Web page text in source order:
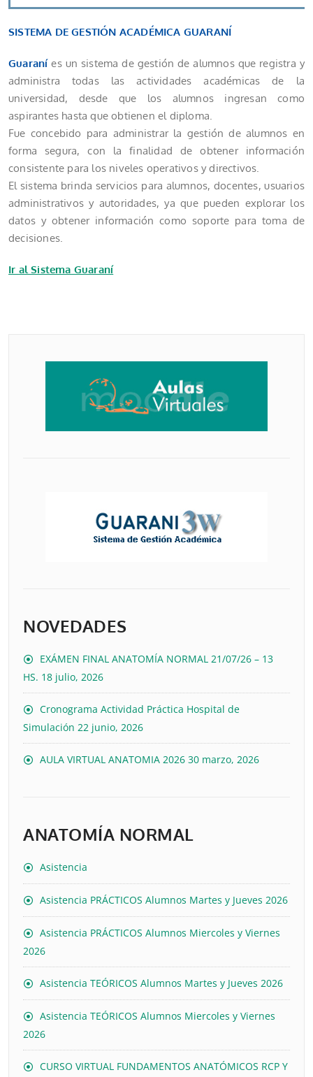
SISTEMA DE GESTIÓN ACADÉMICA GUARANÍ
Guaraníes un sistema de gestión de alumnos que registra y
administra todas las actividades académicas de la
universidad, desde que los alumnos ingresan como
aspirantes hasta que obtienen el diploma.
Fue concebido para administrar la gestión de alumnos en
forma segura, con la finalidad de obtener información
consistente para los niveles operativos y directivos.
El sistema brinda servicios para alumnos, docentes, usuarios
administrativos y autoridades, ya que pueden explorar los
datos y obtener información como soporte para toma de
decisiones.
Ir al Sistema Guaraní
NOVEDADES
EXÁMEN FINAL ANATOMÍA NORMAL 21/07/26 – 13
HS. 18 julio, 2026
Cronograma Actividad Práctica Hospital de
Simulación 22 junio, 2026
AULA VIRTUAL ANATOMIA 2026 30 marzo, 2026
ANATOMÍA NORMAL
Asistencia
Asistencia PRÁCTICOS Alumnos Martes y Jueves 2026
Asistencia PRÁCTICOS Alumnos Miercoles y Viernes
2026
Asistencia TEÓRICOS Alumnos Martes y Jueves 2026
Asistencia TEÓRICOS Alumnos Miercoles y Viernes
2026
CURSO VIRTUAL FUNDAMENTOS ANATÓMICOS RCP Y